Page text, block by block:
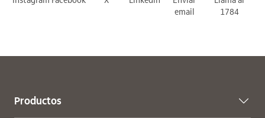
email
1784
Productos